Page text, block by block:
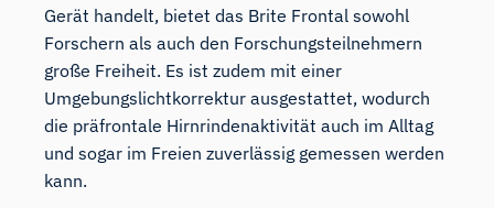
Gerät handelt, bietet das Brite Frontal sowohl
Forschern als auch den Forschungsteilnehmern
große Freiheit. Es ist zudem mit einer
Umgebungslichtkorrektur ausgestattet, wodurch
die präfrontale Hirnrindenaktivität auch im Alltag
und sogar im Freien zuverlässig gemessen werden
kann.